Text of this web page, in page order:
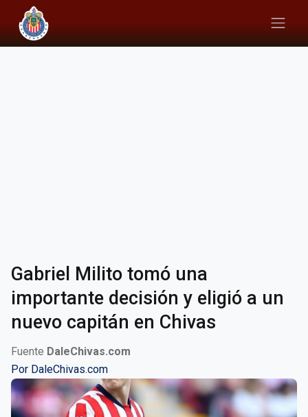
Gabriel Milito tomó una
importante decisión y eligió a un
nuevo capitán en Chivas
Fuente DaleChivas.com
Por DaleChivas.com